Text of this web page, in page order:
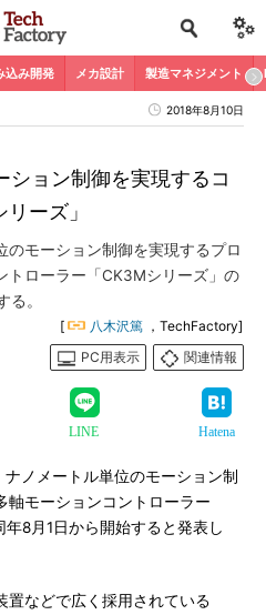
込み開発 メカ設計 製造マネジメント
2018年8月10日
ション制御を実現するコ
ーズ」
のモーション制御を実現するプロ
トローラー「CK3Mシリーズ」の
る。
[ 八木沢篤 ，TechFactory]
PC用表示
関連情報
LINE Hatena
ノメートル単位のモーション制
軸モーションコントローラー
年8月1日から開始すると発表し
などで広く採用されている